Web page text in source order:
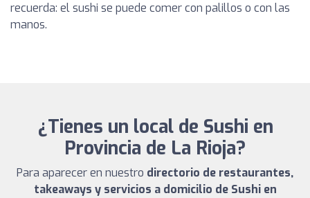
recuerda: el sushi se puede comer con palillos o con las
manos.
¿Tienes un local de Sushi en
Provincia de La Rioja?
Para aparecer en nuestro directorio de restaurantes,
takeaways y servicios a domicilio de Sushi en